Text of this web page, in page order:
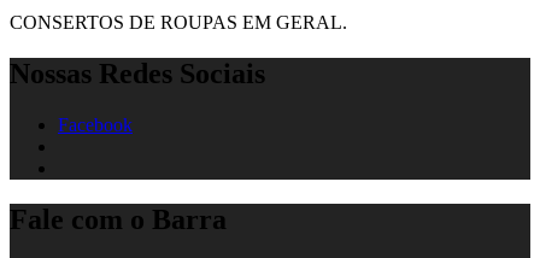
CONSERTOS DE ROUPAS EM GERAL.
Nossas Redes Sociais
Facebook
Fale com o Barra